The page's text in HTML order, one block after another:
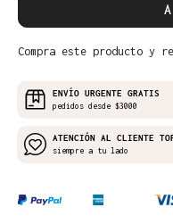
Compra este producto y
ENVÍO URGENTE GRATIS
pedidos desde $3000
ATENCIÓN AL CLIENTE
siempre a tu lado